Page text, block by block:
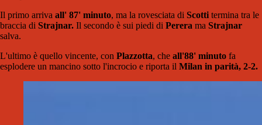
Il primo arriva all' 87' minuto, ma la rovesciata di Scottitermina tra le
braccia di Strajnar. Il secondo è sui piedi di Perera ma Strajnar
salva.
L'ultimo è quello vincente, con Plazzotta, che all'88' minuto fa
esplodere un mancino sotto l'incrocio e riporta il Milan in parità, 2-2.